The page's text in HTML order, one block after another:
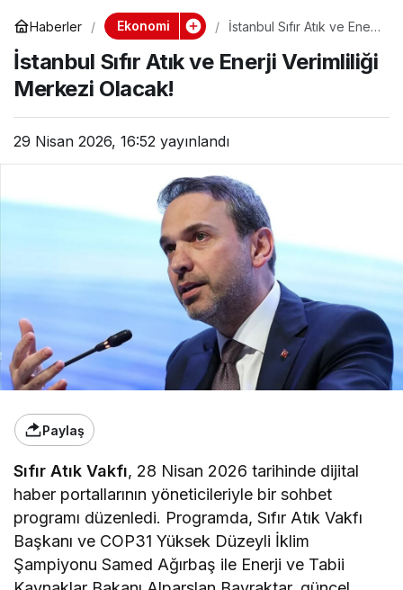
Haberler Ekonomi
İstanbul Sıfır Atık ve Enerji
Olacak!
İstanbul Sıfır Atık ve Enerji Verimliliği
Merkezi Olacak!
29 Nisan 2026, 16:52 yayınlandı
Paylaş
Sıfır Atık Vakfı, 28 Nisan 2026 tarihinde dijital
haber portallarının yöneticileriyle bir sohbet
programı düzenledi. Programda, Sıfır Atık Vakfı
Başkanı ve COP31 Yüksek Düzeyli İklim
Şampiyonu Samed Ağırbaş ile Enerji ve Tabii